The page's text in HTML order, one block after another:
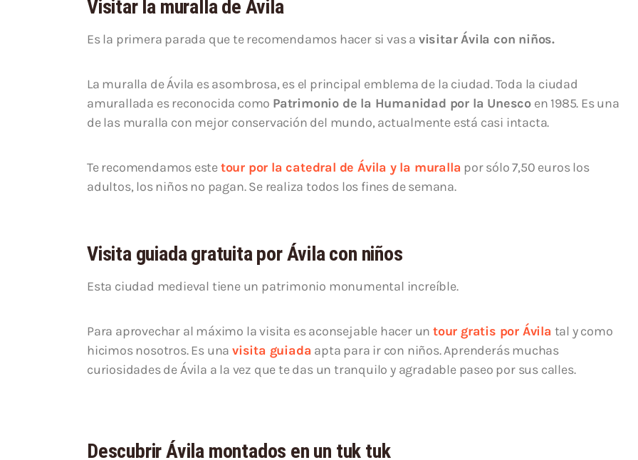
Visitar la muralla de Ávila
Es la primera parada que te recomendamos hacer si vas a visitar Ávila con niños.
La muralla de Ávila es asombrosa, es el principal emblema de la ciudad. Toda la ciudad
amurallada es reconocida como Patrimonio de la Humanidad por la Unesco en 1985. Es una
de las muralla con mejor conservación del mundo, actualmente está casi intacta.
Te recomendamos estetour por la catedral de Ávila y la muralla por sólo 7,50 euros los
adultos, los niños no pagan. Se realiza todos los fines de semana.
Visita guiada gratuita por Ávila con niños
Esta ciudad medieval tiene un patrimonio monumental increíble.
Para aprovechar al máximo la visita es aconsejable hacer un tour gratis por Ávila tal y como
hicimos nosotros. Es unavisita guiada apta para ir con niños. Aprenderás muchas
curiosidades de Ávila a la vez que te das un tranquilo y agradable paseo por sus calles.
Descubrir Ávila montados en un tuk tuk